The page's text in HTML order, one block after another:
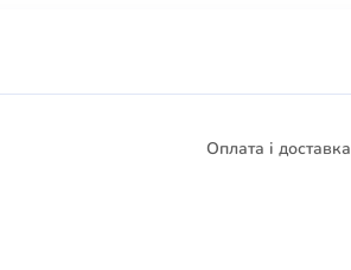
Оплата і доставка